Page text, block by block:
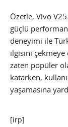
Özetle, Vivo V25
güçlü
deneyimi ile
ilgisini çekmeye
zaten popüler
katarken,
yaşamasına
[irp]